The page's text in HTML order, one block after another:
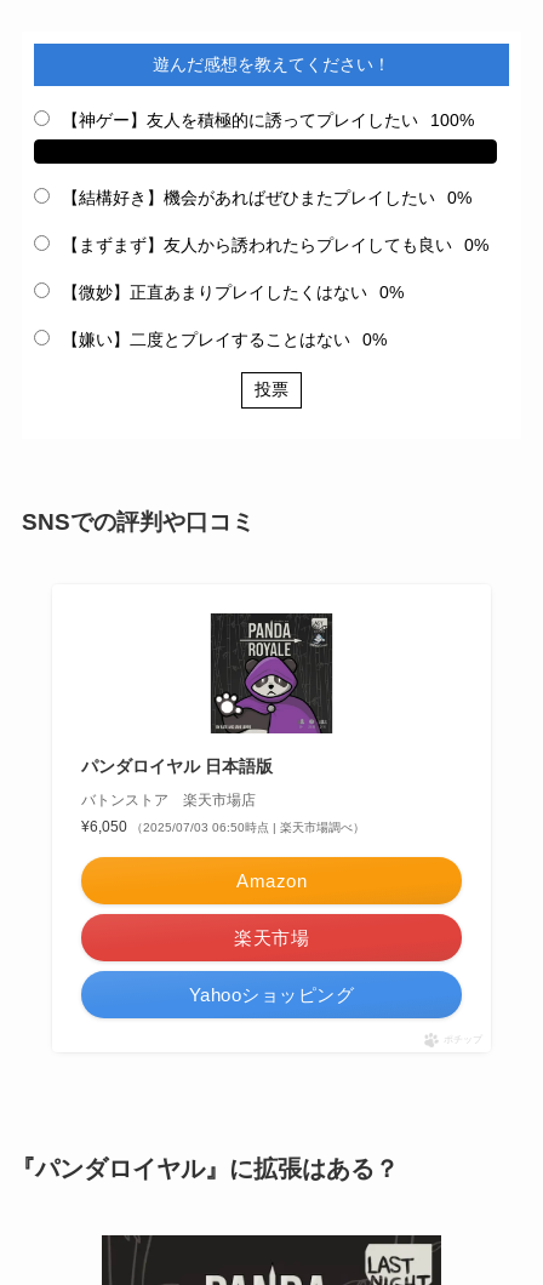
遊んだ感想を教えてください！
【神ゲー】友人を積極的に誘ってプレイしたい 100%
【結構好き】機会があればぜひまたプレイしたい 0%
【まずまず】友人から誘われたらプレイしても良い 0%
【微妙】正直あまりプレイしたくはない 0%
【嫌い】二度とプレイすることはない 0%
投票
SNSでの評判や口コミ
パンダロイヤル 日本語版
バトンストア 楽天市場店
¥6,050
（2025/07/03 06:50時点 | 楽天市場調べ）
Amazon
楽天市場
Yahooショッピング
ポチップ
『パンダロイヤル』に拡張はある？